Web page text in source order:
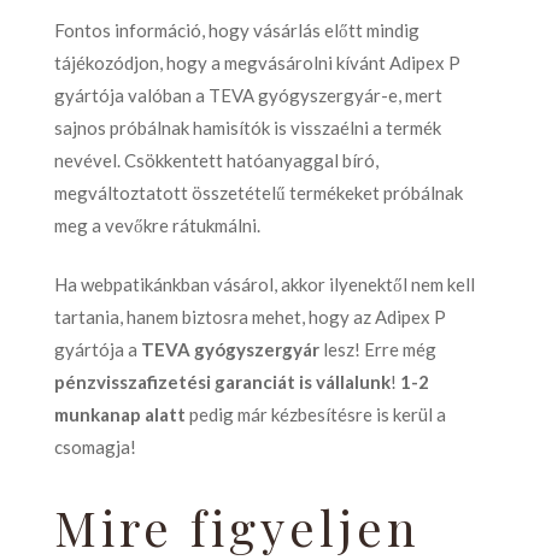
Fontos információ, hogy vásárlás előtt mindig
tájékozódjon, hogy a megvásárolni kívánt Adipex P
gyártója valóban a TEVA gyógyszergyár-e, mert
sajnos próbálnak hamisítók is visszaélni a termék
nevével. Csökkentett hatóanyaggal bíró,
megváltoztatott összetételű termékeket próbálnak
meg a vevőkre rátukmálni.
Ha webpatikánkban vásárol, akkor ilyenektől nem kell
tartania, hanem biztosra mehet, hogy az Adipex P
gyártója a TEVA gyógyszergyár lesz! Erre még
pénzvisszafizetési garanciát is vállalunk! 1-2
munkanap alatt pedig már kézbesítésre is kerül a
csomagja!
Mire figyeljen